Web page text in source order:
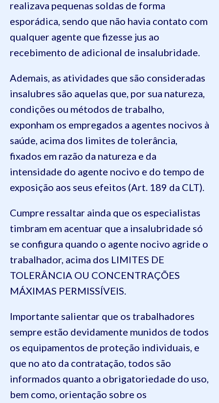
realizava pequenas soldas de forma
esporádica, sendo que não havia contato com
qualquer agente que fizesse jus ao
recebimento de adicional de insalubridade.
Ademais, as atividades que são consideradas
insalubres são aquelas que, por sua natureza,
condições ou métodos de trabalho,
exponham os empregados a agentes nocivos à
saúde, acima dos limites de tolerância,
fixados em razão da natureza e da
intensidade do agente nocivo e do tempo de
exposição aos seus efeitos (Art. 189 da CLT).
Cumpre ressaltar ainda que os especialistas
timbram em acentuar que a insalubridade só
se configura quando o agente nocivo agride o
trabalhador, acima dos LIMITES DE
TOLERÂNCIA OU CONCENTRAÇÕES
MÁXIMAS PERMISSÍVEIS.
Importante salientar que os trabalhadores
sempre estão devidamente munidos de todos
os equipamentos de proteção individuais, e
que no ato da contratação, todos são
informados quanto a obrigatoriedade do uso,
bem como, orientação sobre os